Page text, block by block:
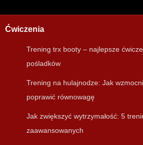
Ćwiczenia
Trening trx booty – najlepsze
pośladków
Trening na hulajnodze: Jak
poprawić równowagę
Jak zwiększyć wytrzymałość: 5
zaawansowanych